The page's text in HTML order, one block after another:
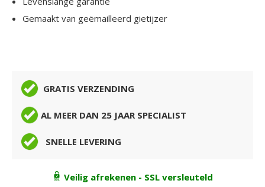
Gemaakt van geëmailleerd gietijzer
GRATIS VERZENDING
AL MEER DAN 25 JAAR SPECIALIST
SNELLE LEVERING
Veilig afrekenen - SSL versleuteld